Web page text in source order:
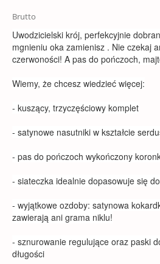
Brutto
Uwodzicielski krój, perfekcyjnie
mgnieniu oka zamienisz . Nie czekaj
czerwoności! A pas do pończoch,
Wiemy, że chcesz wiedzieć więcej:
- kuszący, trzyczęściowy komplet
- satynowe nasutniki w kształcie
- pas do pończoch wykończony
- siateczka idealnie dopasowuje się
- wyjątkowe ozdoby: satynowa
zawierają ani grama niklu!
- sznurowanie regulujące oraz paski
długości